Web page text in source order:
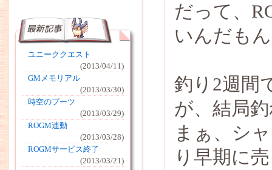
ユニーククエスト
(2013/04/11)
GMメモリアル
(2013/03/30)
時空のブーツ
(2013/03/29)
ROGM連動
(2013/03/28)
ROGMサービス終了
(2013/03/21)
だって、
いんだもん
釣り2週間
が、結局
まぁ、シ
り早期に